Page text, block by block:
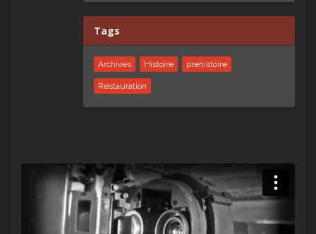
Tags
Archives Histoire prehistoire
Restauration